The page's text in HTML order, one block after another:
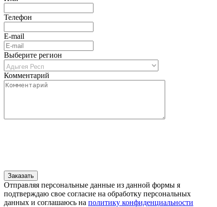
Телефон
E-mail
Выберите регион
Комментарий
Отправляя персональные данные из данной формы я
подтверждаю свое согласие на обработку персональных
данных и соглашаюсь на политику конфиденциальности